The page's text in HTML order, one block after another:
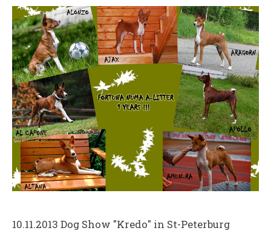
10.11.2013 Dog Show "Kredo" in St-Peterburg